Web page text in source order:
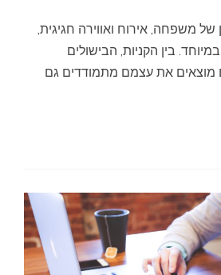
משפחה, אירוח ואווירה חגיגית,
בין הקניות, הבישולים
מוצאים את עצמם מתמודדים גם